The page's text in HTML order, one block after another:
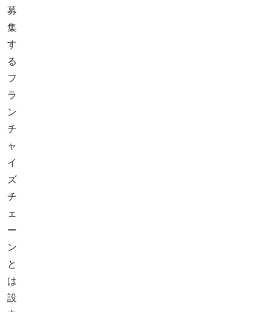
募
集
す
る
フ
ラ
ン
チ
ャ
イ
ズ
チ
ェ
ー
ン
と
は
設